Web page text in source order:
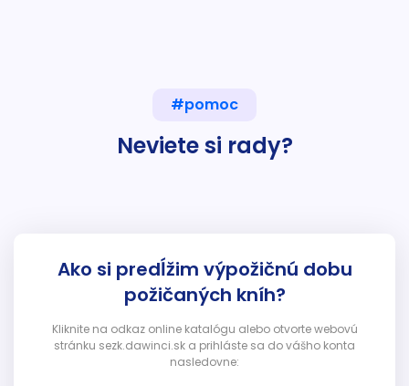
#pomoc
Neviete si rady?
Ako si predĺžim výpožičnú dobu
požičaných kníh?
Kliknite na odkaz online katalógu alebo otvorte webovú
stránku sezk.dawinci.sk a prihláste sa do vášho konta
nasledovne: